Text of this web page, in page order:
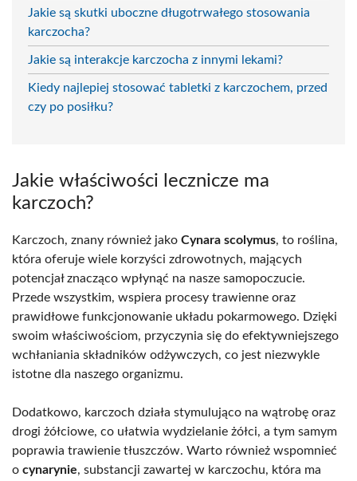
Jakie są skutki uboczne długotrwałego stosowania
karczocha?
Jakie są interakcje karczocha z innymi lekami?
Kiedy najlepiej stosować tabletki z karczochem, przed
czy po posiłku?
Jakie właściwości lecznicze ma
karczoch?
Karczoch, znany również jako Cynara scolymus, to roślina,
która oferuje wiele korzyści zdrowotnych, mających
potencjał znacząco wpłynąć na nasze samopoczucie.
Przede wszystkim, wspiera procesy trawienne oraz
prawidłowe funkcjonowanie układu pokarmowego. Dzięki
swoim właściwościom, przyczynia się do efektywniejszego
wchłaniania składników odżywczych, co jest niezwykle
istotne dla naszego organizmu.
Dodatkowo, karczoch działa stymulująco na wątrobę oraz
drogi żółciowe, co ułatwia wydzielanie żółci, a tym samym
poprawia trawienie tłuszczów. Warto również wspomnieć
o cynarynie, substancji zawartej w karczochu, która ma